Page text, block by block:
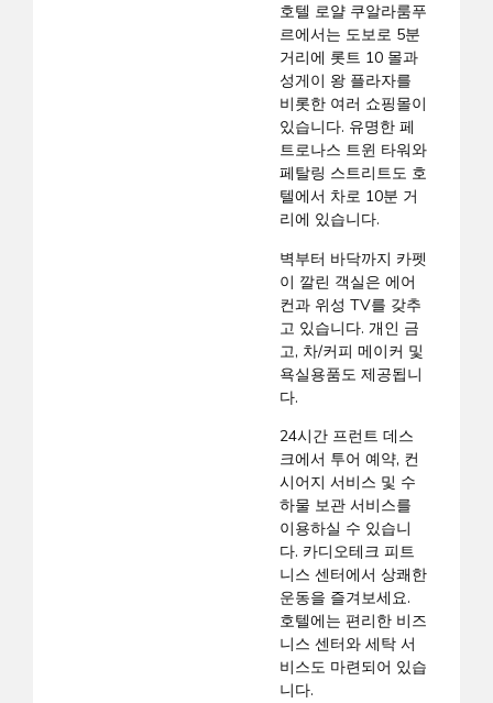
호텔 로얄 쿠알라룸푸
르에서는 도보로 5분
거리에 롯트 10 몰과
성게이 왕 플라자를
비롯한 여러 쇼핑몰이
있습니다. 유명한 페
트로나스 트윈 타워와
페탈링 스트리트도 호
텔에서 차로 10분 거
리에 있습니다.
벽부터 바닥까지 카펫
이 깔린 객실은 에어
컨과 위성 TV를 갖추
고 있습니다. 개인 금
고, 차/커피 메이커 및
욕실용품도 제공됩니
다.
24시간 프런트 데스
크에서 투어 예약, 컨
시어지 서비스 및 수
하물 보관 서비스를
이용하실 수 있습니
다. 카디오테크 피트
니스 센터에서 상쾌한
운동을 즐겨보세요.
호텔에는 편리한 비즈
니스 센터와 세탁 서
비스도 마련되어 있습
니다.